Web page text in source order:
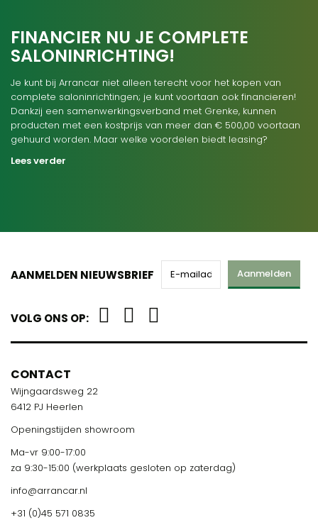
FINANCIER NU JE COMPLETE
SALONINRICHTING!
Je kunt bij Arrancar niet alleen terecht voor het kopen van
complete saloninrichtingen; je kunt voortaan ook financieren!
Dankzij een samenwerkingsverband met Grenke, kunnen
producten met een kostprijs van meer dan € 500,00 voortaan
gehuurd worden. Maar welke voordelen biedt leasing?
Lees verder
AANMELDEN NIEUWSBRIEF Aanmelden
VOLG ONS OP:
CONTACT
Wijngaardsweg 22
6412 PJ Heerlen
Openingstijden showroom
Ma-vr 9:00-17:00
za 9:30-15:00 (werkplaats gesloten op zaterdag)
info@arrancar.nl
+31 (0)45 571 0835